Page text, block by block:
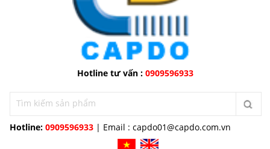
Hotline tư vấn : 0909596933
Hotline: 0909596933 | Email : capdo01@capdo.com.vn